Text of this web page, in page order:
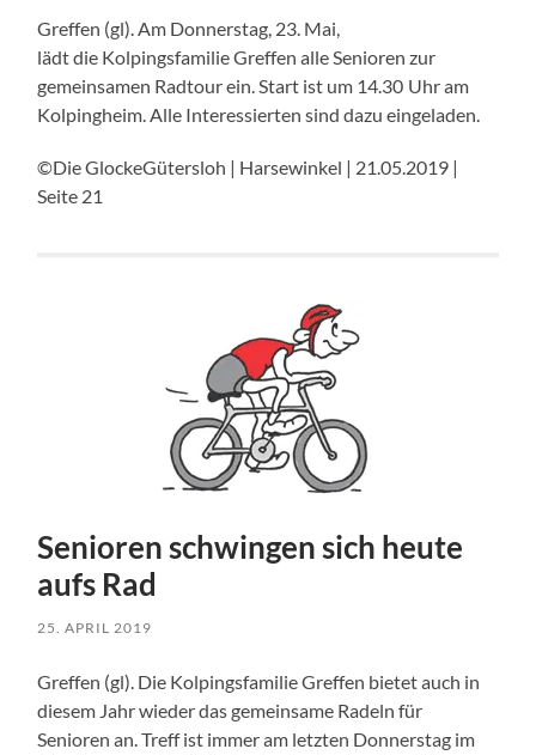
Greffen (gl). Am Donnerstag, 23. Mai,
lädt die Kolpingsfamilie Greffen alle Senioren zur
gemeinsamen Radtour ein. Start ist um 14.30 Uhr am
Kolpingheim. Alle Interessierten sind dazu eingeladen.
©Die GlockeGütersloh | Harsewinkel | 21.05.2019 |
Seite 21
Senioren schwingen sich heute
aufs Rad
25. APRIL 2019
Greffen (gl). Die Kolpingsfamilie Greffen bietet auch in
diesem Jahr wieder das gemeinsame Radeln für
Senioren an. Treff ist immer am letzten Donnerstag im